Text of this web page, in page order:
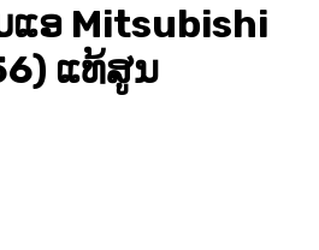
ອ Mitsubishi
ແທ້ສູນ